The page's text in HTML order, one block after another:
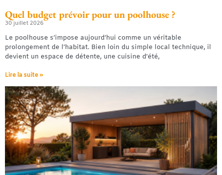
Quel budget prévoir pour un poolhouse ?
30 juillet 2026
Le poolhouse s’impose aujourd’hui comme un véritable
prolongement de l’habitat. Bien loin du simple local technique, il
devient un espace de détente, une cuisine d’été,
Lire la suite »